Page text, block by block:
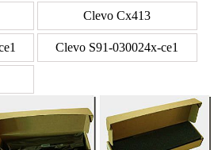
Clevo Cx413
Clevo S91-030024x-ce1